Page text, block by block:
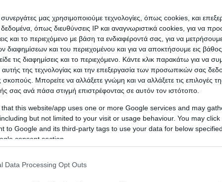
συνεργάτες μας χρησιμοποιούμε τεχνολογίες, όπως cookies, και
όπως διευθύνσεις IP και αναγνωριστικά cookies, για να
και το περιεχόμενο με βάση τα ενδιαφέροντά σας, για να
διαφημίσεων και του περιεχομένου και για να αποκτήσουμε εις
τις διαφημίσεις και το περιεχόμενο. Κάντε κλικ παρακάτω για να
της τεχνολογίας και την επεξεργασία των προσωπικών σας
Μπορείτε να αλλάξετε γνώμη και να αλλάξετε τις επιλογές
σας ανά πάσα στιγμή επιστρέφοντας σε αυτόν τον ιστότοπο.
that this website/app uses one or more Google services and may
but not limited to your visit or usage behaviour. You may
to Google and its third-party tags to use your data for below
consent section.
Data Processing Opt Outs
(Σαχινίδης Αναστάσιος Ν.)που ανήκει στην
Τατουάζκαι εδρεύει στην περιοχή Καστοριά;